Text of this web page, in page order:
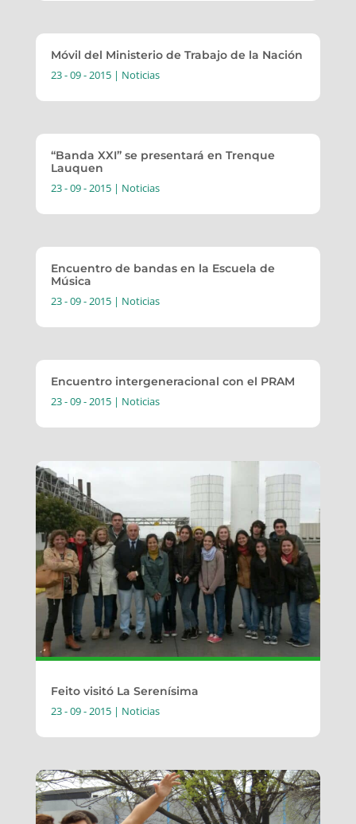
Móvil del Ministerio de Trabajo de la Nación
23 - 09 - 2015| Noticias
“Banda XXI” se presentará en Trenque
Lauquen
23 - 09 - 2015| Noticias
Encuentro de bandas en la Escuela de
Música
23 - 09 - 2015| Noticias
Encuentro intergeneracional con el PRAM
23 - 09 - 2015| Noticias
Feito visitó La Serenísima
23 - 09 - 2015| Noticias